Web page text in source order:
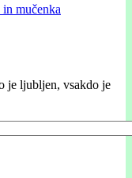
mučenka
je ljubljen, vsakdo je